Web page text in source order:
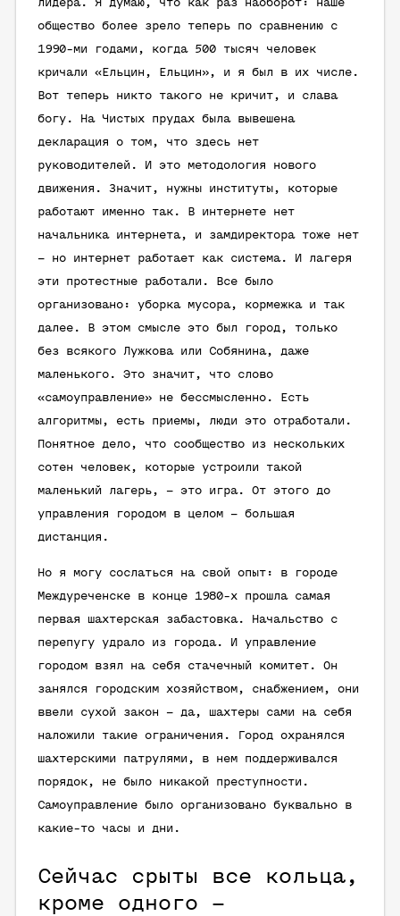
лидера. Я думаю, что как раз наоборот: наше
общество более зрело теперь по сравнению с
1990-ми годами, когда 500 тысяч человек
кричали «Ельцин, Ельцин», и я был в их числе.
Вот теперь никто такого не кричит, и слава
богу. На Чистых прудах была вывешена
декларация о том, что здесь нет
руководителей. И это методология нового
движения. Значит, нужны институты, которые
работают именно так. В интернете нет
начальника интернета, и замдиректора тоже нет
– но интернет работает как система. И лагеря
эти протестные работали. Все было
организовано: уборка мусора, кормежка и так
далее. В этом смысле это был город, только
без всякого Лужкова или Собянина, даже
маленького. Это значит, что слово
«самоуправление» не бессмысленно. Есть
алгоритмы, есть приемы, люди это отработали.
Понятное дело, что сообщество из нескольких
сотен человек, которые устроили такой
маленький лагерь, – это игра. От этого до
управления городом в целом – большая
дистанция.
Но я могу сослаться на свой опыт: в городе
Междуреченске в конце 1980-х прошла самая
первая шахтерская забастовка. Начальство с
перепугу удрало из города. И управление
городом взял на себя стачечный комитет. Он
занялся городским хозяйством, снабжением, они
ввели сухой закон – да, шахтеры сами на себя
наложили такие ограничения. Город охранялся
шахтерскими патрулями, в нем поддерживался
порядок, не было никакой преступности.
Самоуправление было организовано буквально в
какие-то часы и дни.
Сейчас срыты все кольца,
кроме одного –